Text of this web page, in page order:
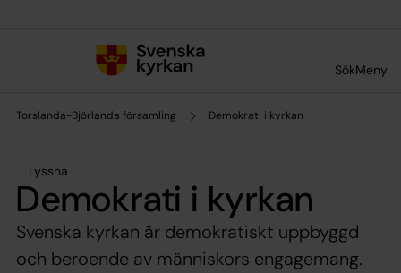
SökMeny
Torslanda-Björlanda församling Demokrati i kyrkan
Lyssna
Demokrati i kyrkan
Svenska kyrkan är demokratiskt uppbyggd
och beroende av människors engagemang.